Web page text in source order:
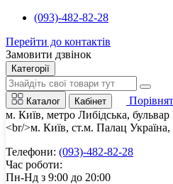
(093)-482-82-28
Перейти до контактів
Замовити дзвінок
Категорії
Каталог Кабінет
м. Київ, метро Либідська,
<br/>м. Київ, ст.м. Палац Україна,
Телефони: (093)-482-82-28
Час роботи:
Пн-Нд з 9:00 до 20:00